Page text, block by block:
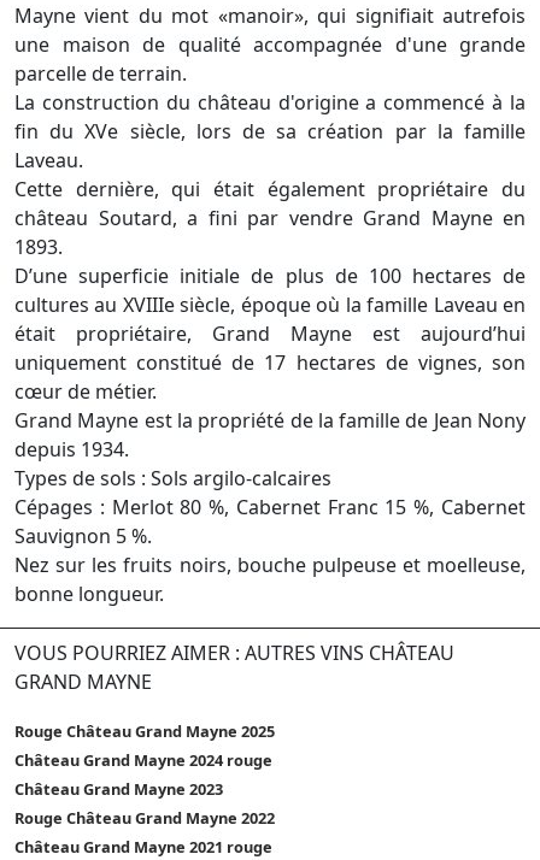
Mayne vient du mot «manoir», qui signifiait autrefois
une maison de qualité accompagnée d'une grande
parcelle de terrain.
La construction du château d'origine a commencé à la
fin du XVe siècle, lors de sa création par la famille
Laveau.
Cette dernière, qui était également propriétaire du
château Soutard, a fini par vendre Grand Mayne en
1893.
D’une superficie initiale de plus de 100 hectares de
cultures au XVIIIe siècle, époque où la famille Laveau en
était propriétaire, Grand Mayne est aujourd’hui
uniquement constitué de 17 hectares de vignes, son
cœur de métier.
Grand Mayne est la propriété de la famille de Jean Nony
depuis 1934.
Types de sols : Sols argilo-calcaires
Cépages : Merlot 80 %, Cabernet Franc 15 %, Cabernet
Sauvignon 5 %.
Nez sur les fruits noirs, bouche pulpeuse et moelleuse,
bonne longueur.
VOUS POURRIEZ AIMER : AUTRES VINS CHÂTEAU
GRAND MAYNE
Rouge Château Grand Mayne 2025
Château Grand Mayne 2024 rouge
Château Grand Mayne 2023
Rouge Château Grand Mayne 2022
Château Grand Mayne 2021 rouge